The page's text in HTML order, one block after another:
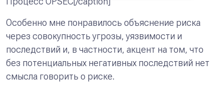
Особенно мне понравилось объяснение риска
через совокупность угрозы, уязвимости и
последствий и, в частности, акцент на том, что
без потенциальных негативных последствий нет
смысла говорить о риске.